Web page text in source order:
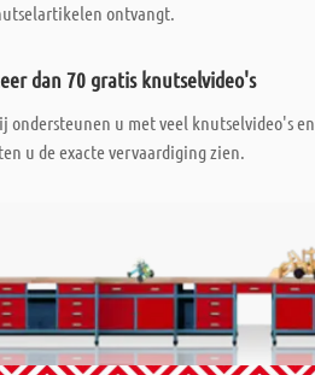
ontvangt.
dan 70 gratis knutselvideo's
ondersteunen u met veel knutselvideo's en
u de exacte vervaardiging zien.